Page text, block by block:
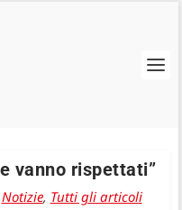
vanno rispettati”
Notizie, Tutti gli articoli